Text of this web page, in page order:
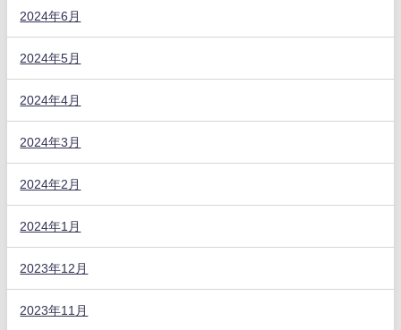
2024年6月
2024年5月
2024年4月
2024年3月
2024年2月
2024年1月
2023年12月
2023年11月